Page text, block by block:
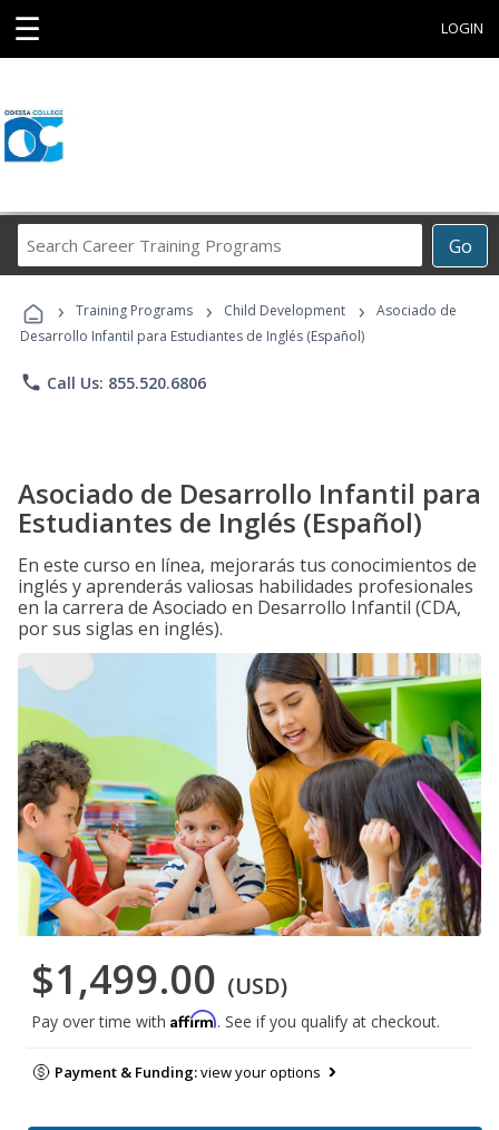
☰ LOGIN
Go
Career
Programs
› Training Programs › Child Development ›
Asociado de
Desarrollo Infantil para Estudiantes de Inglés (Español)
phone Call Us: 855.520.6806
Asociado de Desarrollo Infantil para
Estudiantes de Inglés (Español)
En este curso en línea, mejorarás tus conocimientos de
inglés y aprenderás valiosas habilidades profesionales
en la carrera de Asociado en Desarrollo Infantil (CDA,
por sus siglas en inglés).
$1,499.00 (USD)
Pay over time with Affirm. See if you qualify at checkout.
Payment & Funding:view your options